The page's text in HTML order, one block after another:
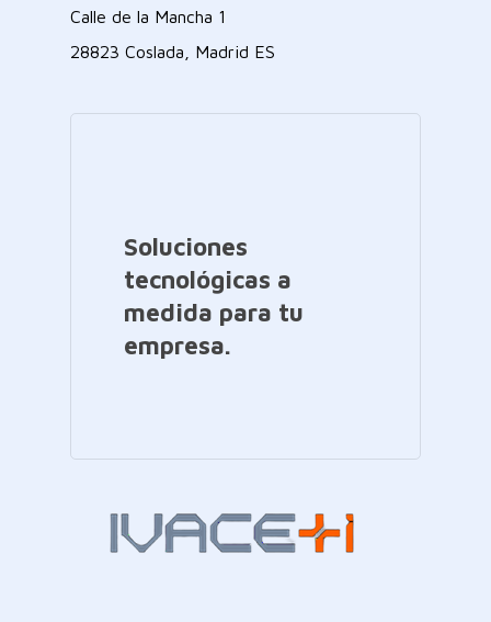
Calle de la Mancha 1
28823 Coslada, Madrid ES
Soluciones
tecnológicas a
medida para tu
empresa.